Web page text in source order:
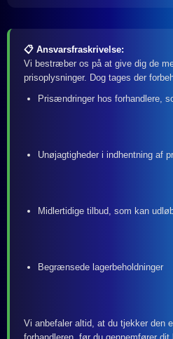
📋 Ansvarsfraskrivelse:
Vi bestræber os på at give dig de
prisoplysninger. Dog tages der
Prisændringer hos forhandlere,
Unøjagtigheder i indhentning af
Midlertidige tilbud, som kan
Begrænsede lagerbeholdninger
Vi anbefaler altid, at du tjekker den